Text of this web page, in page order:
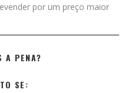
por um preço maior
A PENA?
SE: